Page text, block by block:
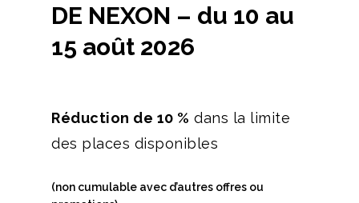
DE NEXON – du 10 au
15 août 2026
Réduction de 10 % dans la limite
des places disponibles
(non cumulable avec d’autres offres ou